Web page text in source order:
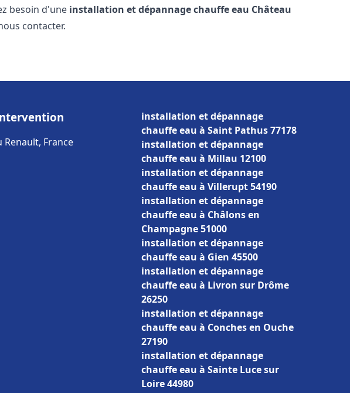
besoin d'une installation et dépannage chauffe eau Château
contacter.
Renault, France
installation et dépannage
chauffe eau à Saint Pathus 77178
installation et dépannage
chauffe eau à Millau 12100
installation et dépannage
chauffe eau à Villerupt 54190
installation et dépannage
chauffe eau à Châlons en
Champagne 51000
installation et dépannage
chauffe eau à Gien 45500
installation et dépannage
chauffe eau à Livron sur Drôme
26250
installation et dépannage
chauffe eau à Conches en Ouche
27190
installation et dépannage
chauffe eau à Sainte Luce sur
Loire 44980